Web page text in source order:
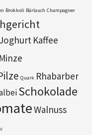
Brokkoli Bärlauch Champagner
Joghurt Kaffee
Minze
Quark Rhabarber
Schokolade
Walnuss